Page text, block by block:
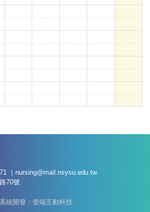
｜ nursing@mail.nsysu.edu.tw
70號
系統開發：壹端互動科技